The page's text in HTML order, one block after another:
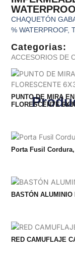
CHAQUETÓN
% WATERPROOF,
Categorias:
ACCESORIOS DE
PUNTO DE MIRA
FLORESCENTE
Porta Fusil
BASTÓN ALUMINIO
RED CAMUFLAJE